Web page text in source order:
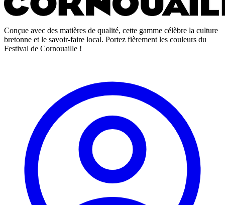
Conçue avec des matières de qualité, cette gamme célèbre la culture
bretonne et le savoir-faire local. Portez fièrement les couleurs du
Festival de Cornouaille !